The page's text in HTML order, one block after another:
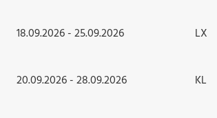
18.09.2026 - 25.09.2026 LX
20.09.2026 - 28.09.2026 KL